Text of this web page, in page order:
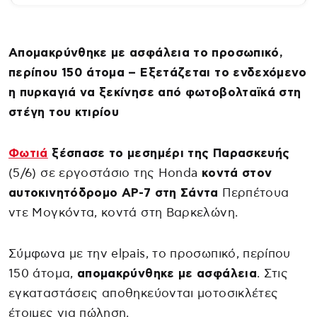
Απομακρύνθηκε με ασφάλεια το προσωπικό,
περίπου 150 άτομα – Εξετάζεται το ενδεχόμενο
η πυρκαγιά να ξεκίνησε από φωτοβολταϊκά στη
στέγη του κτιρίου
Φωτιά ξέσπασε το μεσημέρι της Παρασκευής
(5/6) σε εργοστάσιο της Honda κοντά στον
αυτοκινητόδρομο AP-7 στη Σάντα Περπέτουα
ντε Μογκόντα, κοντά στη Βαρκελώνη.
Σύμφωνα με την elpais, το προσωπικό, περίπου
150 άτομα, απομακρύνθηκε με ασφάλεια. Στις
εγκαταστάσεις αποθηκεύονται μοτοσικλέτες
έτοιμες για πώληση.